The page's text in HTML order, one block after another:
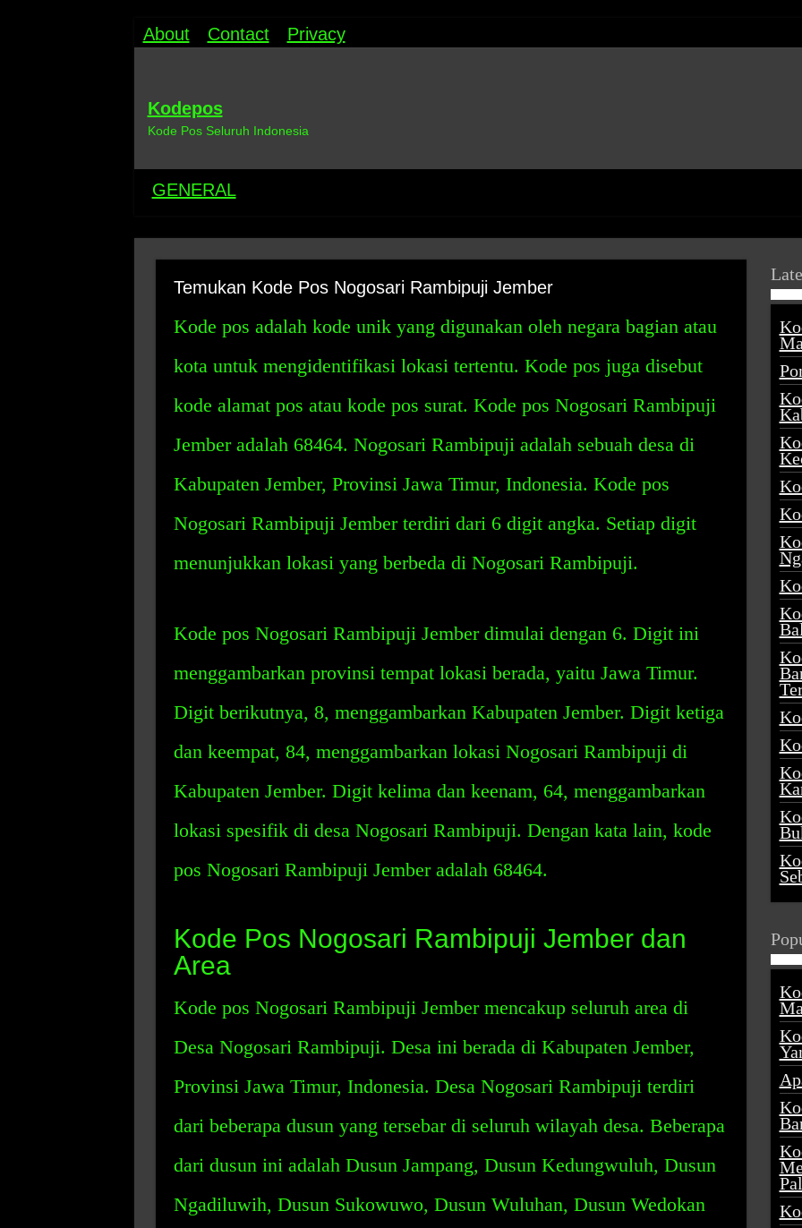
About Contact Privacy
Kodepos
Kode Pos Seluruh Indonesia
GENERAL
Temukan Kode Pos Nogosari Rambipuji Jember
Kode pos adalah kode unik yang digunakan oleh negara bagian atau
kota untuk mengidentifikasi lokasi tertentu. Kode pos juga disebut
kode alamat pos atau kode pos surat. Kode pos Nogosari Rambipuji
Jember adalah 68464. Nogosari Rambipuji adalah sebuah desa di
Kabupaten Jember, Provinsi Jawa Timur, Indonesia. Kode pos
Nogosari Rambipuji Jember terdiri dari 6 digit angka. Setiap digit
menunjukkan lokasi yang berbeda di Nogosari Rambipuji.
Kode pos Nogosari Rambipuji Jember dimulai dengan 6. Digit ini
menggambarkan provinsi tempat lokasi berada, yaitu Jawa Timur.
Digit berikutnya, 8, menggambarkan Kabupaten Jember. Digit ketiga
dan keempat, 84, menggambarkan lokasi Nogosari Rambipuji di
Kabupaten Jember. Digit kelima dan keenam, 64, menggambarkan
lokasi spesifik di desa Nogosari Rambipuji. Dengan kata lain, kode
pos Nogosari Rambipuji Jember adalah 68464.
Kode Pos Nogosari Rambipuji Jember dan
Area
Kode pos Nogosari Rambipuji Jember mencakup seluruh area di
Desa Nogosari Rambipuji. Desa ini berada di Kabupaten Jember,
Provinsi Jawa Timur, Indonesia. Desa Nogosari Rambipuji terdiri
dari beberapa dusun yang tersebar di seluruh wilayah desa. Beberapa
dari dusun ini adalah Dusun Jampang, Dusun Kedungwuluh, Dusun
Ngadiluwih, Dusun Sukowuwo, Dusun Wuluhan, Dusun Wedokan